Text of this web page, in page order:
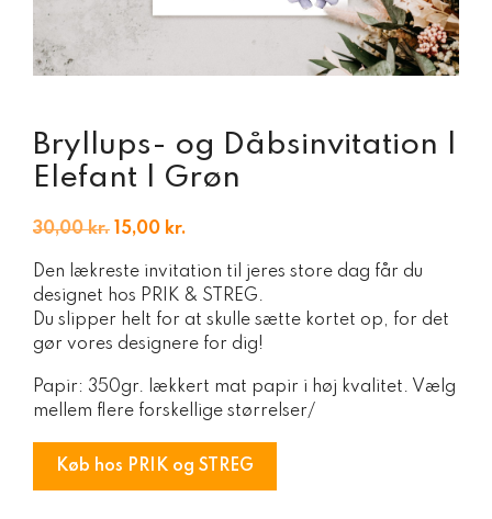
Bryllups- og Dåbsinvitation |
Elefant | Grøn
30,00kr.
Den
pris
var:
30,00 kr..
15,00 kr.
pris
er:
15,00 kr..
Den lækreste invitation til jeres store dag får du
designet hos PRIK & STREG.
Du slipper helt for at skulle sætte kortet op, for det
gør vores designere for dig!
Papir: 350gr. lækkert mat papir i høj kvalitet. Vælg
mellem flere forskellige størrelser/
Køb hos PRIK og STREG